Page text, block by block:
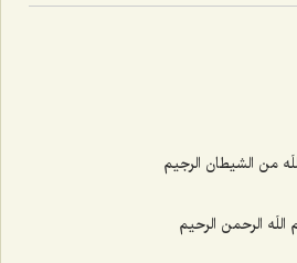
من الشيطان الرجيم‌
اللَه الرحمن الرحيم‌